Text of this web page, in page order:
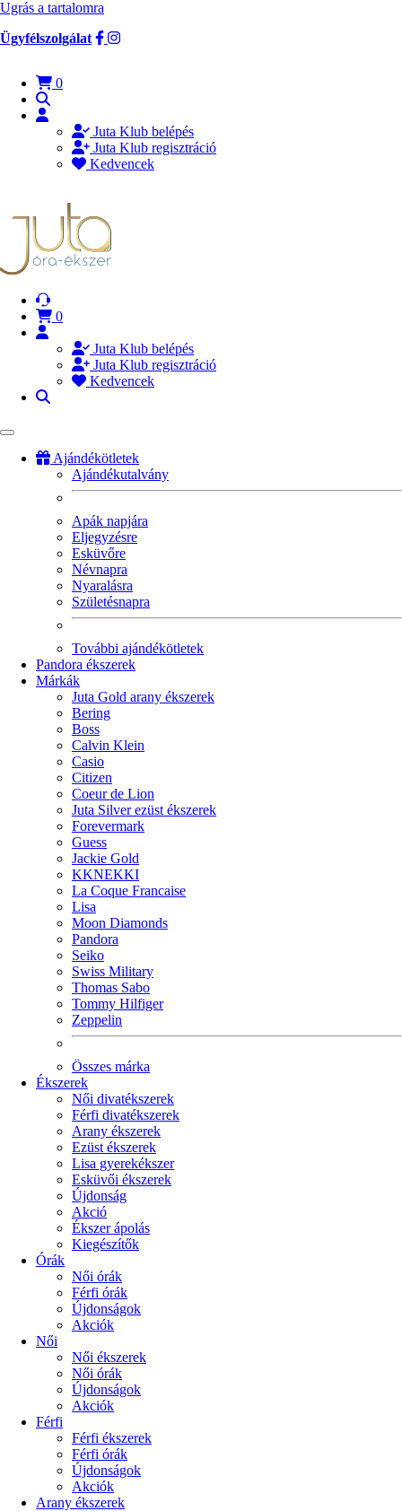
Ugrás a tartalomra
Ügyfélszolgálat
0
Juta Klub belépés
Juta Klub regisztráció
Kedvencek
0
Juta Klub belépés
Juta Klub regisztráció
Kedvencek
Ajándékötletek
Ajándékutalvány
Apák napjára
Eljegyzésre
Esküvőre
Névnapra
Nyaralásra
Születésnapra
További ajándékötletek
Pandora ékszerek
Márkák
Juta Gold arany ékszerek
Bering
Boss
Calvin Klein
Casio
Citizen
Coeur de Lion
Juta Silver ezüst ékszerek
Forevermark
Guess
Jackie Gold
KKNEKKI
La Coque Francaise
Lisa
Moon Diamonds
Pandora
Seiko
Swiss Military
Thomas Sabo
Tommy Hilfiger
Zeppelin
Összes márka
Ékszerek
Női divatékszerek
Férfi divatékszerek
Arany ékszerek
Ezüst ékszerek
Lisa gyerekékszer
Esküvői ékszerek
Újdonság
Akció
Ékszer ápolás
Kiegészítők
Órák
Női órák
Férfi órák
Újdonságok
Akciók
Női
Női ékszerek
Női órák
Újdonságok
Akciók
Férfi
Férfi ékszerek
Férfi órák
Újdonságok
Akciók
Arany ékszerek